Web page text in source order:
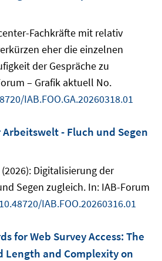
Fachkräfte mit relativ
eher die einzelnen
der Gespräche zu
– Grafik aktuell No.
IAB.FOO.GA.20260318.01
- Fluch und Segen
Digitalisierung der
Segen zugleich. In: IAB-Forum
IAB.FOO.20260316.01
for Web Survey Access: The
Length and Complexity on